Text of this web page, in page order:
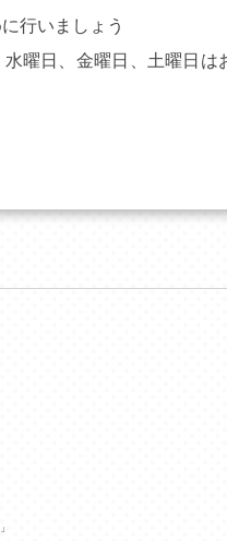
行いましょう
曜日、金曜日、土曜日は